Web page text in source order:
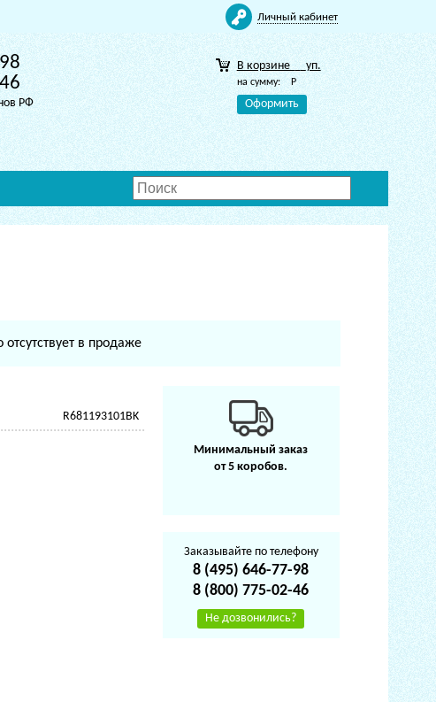
Личный кабинет
РФ
В корзине уп.
на сумму: Р
Оформить
в продаже
R681193101BK
Минимальный заказ
от 5 коробов.
Заказывайте по телефону
8 (495) 646-77-98
8 (800) 775-02-46
Не дозвонились?